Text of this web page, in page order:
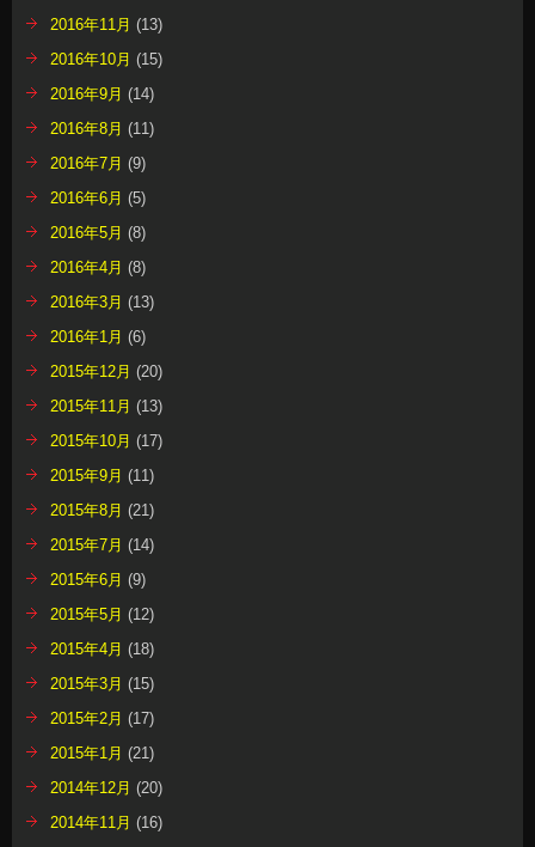
2016年11月 (13)
2016年10月 (15)
2016年9月 (14)
2016年8月 (11)
2016年7月 (9)
2016年6月 (5)
2016年5月 (8)
2016年4月 (8)
2016年3月 (13)
2016年1月 (6)
2015年12月 (20)
2015年11月 (13)
2015年10月 (17)
2015年9月 (11)
2015年8月 (21)
2015年7月 (14)
2015年6月 (9)
2015年5月 (12)
2015年4月 (18)
2015年3月 (15)
2015年2月 (17)
2015年1月 (21)
2014年12月 (20)
2014年11月 (16)